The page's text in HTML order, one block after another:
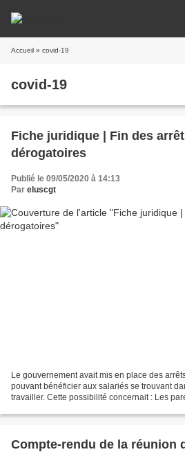
Accueil » covid-19
covid-19
Fiche juridique | Fin des
dérogatoires
Publié le 09/05/2020 à 14:13
Par eluscgt
Le gouvernement avait mis en place des
pouvant bénéficier aux salariés se trouvant
travailler. Cette possibilité concernait : Les
Compte-rendu de la réunion